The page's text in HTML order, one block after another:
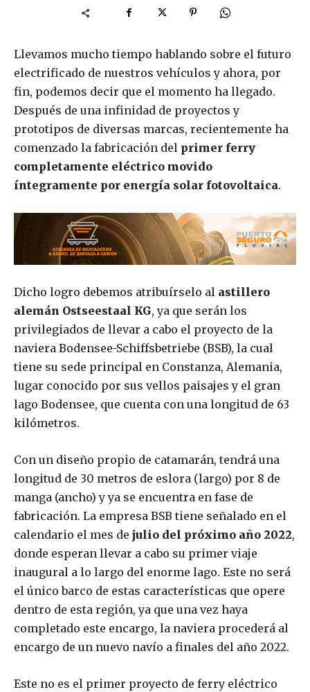
Llevamos mucho tiempo hablando sobre el futuro
electrificado de nuestros vehículos y ahora, por
fin, podemos decir que el momento ha llegado.
Después de una infinidad de proyectos y
prototipos de diversas marcas, recientemente ha
comenzado la fabricación del primer ferry
completamente eléctrico movido
íntegramente por energía solar fotovoltaica.
Dicho logro debemos atribuírselo al astillero
alemán Ostseestaal KG, ya que serán los
privilegiados de llevar a cabo el proyecto de la
naviera Bodensee-Schiffsbetriebe (BSB), la cual
tiene su sede principal en Constanza, Alemania,
lugar conocido por sus vellos paisajes y el gran
lago Bodensee, que cuenta con una longitud de 63
kilómetros.
Con un diseño propio de catamarán, tendrá una
longitud de 30 metros de eslora (largo) por 8 de
manga (ancho) y ya se encuentra en fase de
fabricación. La empresa BSB tiene señalado en el
calendario el mes de julio del próximo año 2022,
donde esperan llevar a cabo su primer viaje
inaugural a lo largo del enorme lago. Este no será
el único barco de estas características que opere
dentro de esta región, ya que una vez haya
completado este encargo, la naviera procederá al
encargo de un nuevo navío a finales del año 2022.
Este no es el primer proyecto de ferry eléctrico